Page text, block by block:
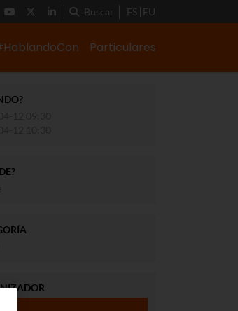
Buscar ES EU
Particulares